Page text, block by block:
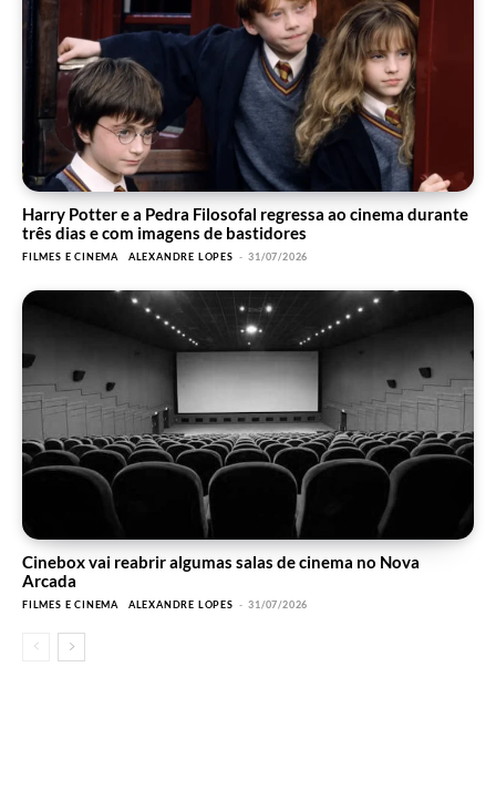
Harry Potter e a Pedra Filosofal regressa ao cinema durante
três dias e com imagens de bastidores
FILMES E CINEMA ALEXANDRE LOPES - 31/07/2026
Cinebox vai reabrir algumas salas de cinema no Nova
Arcada
FILMES E CINEMA ALEXANDRE LOPES - 31/07/2026